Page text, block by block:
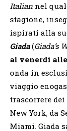
Italian nel
stagione,
ispirati alla
Giada(Giada’s
al venerdì alle
onda in
viaggio
trascorrere dei
New York, da
Miami. Giada